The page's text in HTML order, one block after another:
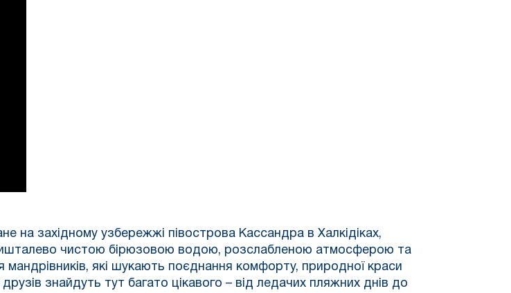
на західному узбережжі півострова Кассандра в Халкідіках,
чистою бірюзовою водою, розслабленою атмосферою та
мандрівників, які шукають поєднання комфорту, природної краси
знайдуть тут багато цікавого – від ледачих пляжних днів до